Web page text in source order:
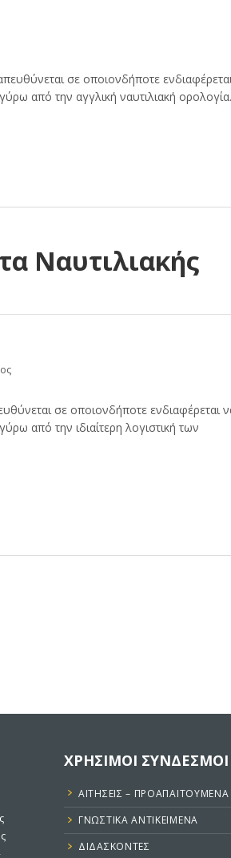
σε οποιονδήποτε
από την αγγλική ναυτιλιακή ορολογία.
Ναυτιλιακής
σε οποιονδήποτε ενδιαφέρεται
από την ιδιαίτερη λογιστική των
ΧΡΗΣΙΜΟΙ ΣΥΝΔΕΣΜΟΙ
ΑΙΤΉΣΕΙΣ – ΠΡΟΑΠΑΙΤΟΎΜΕΝΑ
ΓΝΩΣΤΙΚΑ ΑΝΤΙΚΕΙΜΕΝΑ
ΔΙΔΆΣΚΟΝΤΕΣ